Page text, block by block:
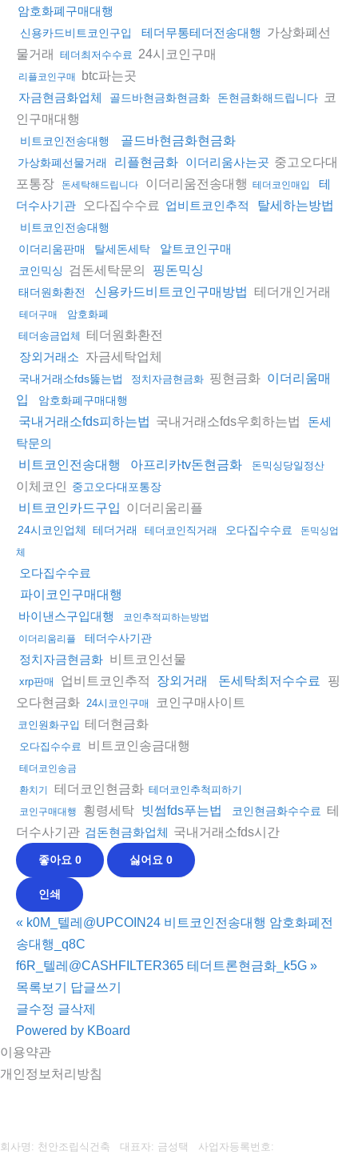
암호화폐구매대행
신용카드비트코인구입 테더무통테더전송대행 가상화폐선
물거래 테더최저수수료 24시코인구매
리플코인구매 btc파는곳
자금현금화업체 골드바현금화현금화 돈현금화해드립니다 코
인구매대행
비트코인전송대행 골드바현금화현금화
가상화폐선물거래 리플현금화 이더리움사는곳 중고오다대
포통장
돈세탁해드립니다 이더리움전송대행 테더코인매입
테
더수사기관
오다집수수료 업비트코인추적 탈세하는방법
비트코인전송대행
이더리움판매
탈세돈세탁 알트코인구매
코인믹싱 검돈세탁문의 핑돈믹싱
태더원화환전 신용카드비트코인구매방법 테더개인거래
테더구매
암호화폐
테더송금업체 테더원화환전
장외거래소 자금세탁업체
국내거래소fds뚫는법 정치자금현금화 핑현금화 이더리움매
입
암호화폐구매대행
국내거래소fds피하는법 국내거래소fds우회하는법
돈세
탁문의
비트코인전송대행
아프리카tv돈현금화 돈믹싱당일정산
이체코인 중고오다대포통장
비트코인카드구입 이더리움리플
24시코인업체 테더거래 테더코인직거래 오다집수수료
돈믹싱업
체
오다집수수료
파이코인구매대행
바이낸스구입대행
코인추적피하는방법
이더리움리플
테더수사기관
정치자금현금화 비트코인선물
xrp판매 업비트코인추적 장외거래 돈세탁최저수수료
핑
오다현금화 24시코인구매 코인구매사이트
코인원화구입 테더현금화
오다집수수료 비트코인송금대행
테더코인송금
환치기
테더코인현금화 테더코인추척피하기
코인구매대행 횡령세탁 빗썸fds푸는법 코인현금화수수료 테
더수사기관 검돈현금화업체 국내거래소fds시간
좋아요 0 싫어요 0
인쇄
« k0M_텔레@UPCOIN24 비트코인전송대행 암호화폐전
송대행_q8C
f6R_텔레@CASHFILTER365 테더트론현금화_k5G »
목록보기 답글쓰기
글수정 글삭제
Powered by KBoard
이용약관
개인정보처리방침
회사명: 천안조립식건축 대표자: 금성택 사업자등록번호: